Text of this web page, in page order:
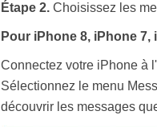
Étape 2. Choisissez les
Pour iPhone 8, iPhone
Connectez votre iPhone à
Sélectionnez le menu
découvrir les messages